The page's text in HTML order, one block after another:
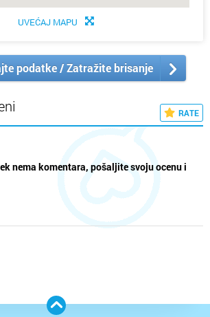
UVEĆAJ MAPU
podatke / Zatražite brisanje
RATE
nema komentara, pošaljite svoju ocenu i